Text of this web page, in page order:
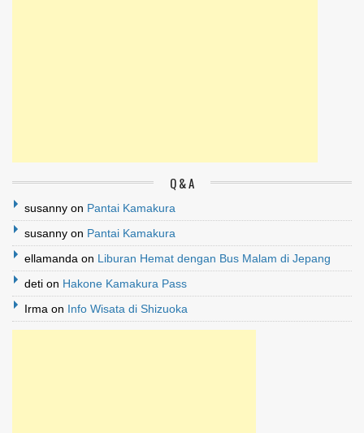
Q & A
susanny on Pantai Kamakura
susanny on Pantai Kamakura
ellamanda on Liburan Hemat dengan Bus Malam di Jepang
deti on Hakone Kamakura Pass
Irma on Info Wisata di Shizuoka